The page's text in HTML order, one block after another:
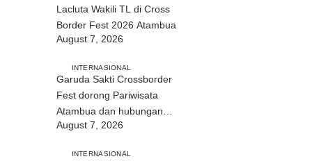
Lacluta Wakili TL di Cross
August 7, 2026
INTERNASIONAL
Garuda Sakti Crossborder
Fest dorong Pariwisata
Atambua dan hubungan
TL–Indonesia
August 7, 2026
INTERNASIONAL